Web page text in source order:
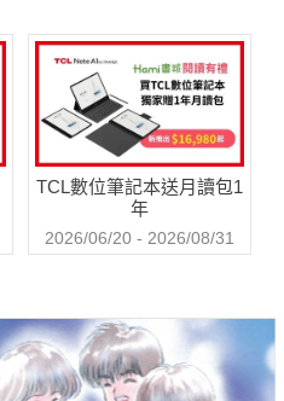
TCL數位筆記本送月讀包1
年
2026/06/20 - 2026/08/31